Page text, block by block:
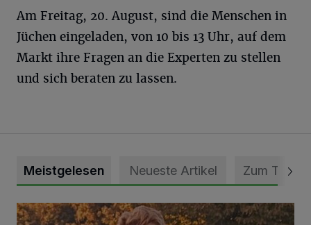
Am Freitag, 20. August, sind die Menschen in
Jüchen eingeladen, von 10 bis 13 Uhr, auf dem
Markt ihre Fragen an die Experten zu stellen
und sich beraten zu lassen.
Meistgelesen Neueste Artikel Zum Thema
Mit Herzblut die Gemeinschaft leben